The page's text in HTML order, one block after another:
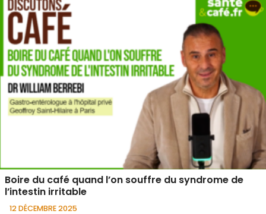
Boire du café quand l’on souffre du syndrome de
l’intestin irritable
12 DÉCEMBRE 2025